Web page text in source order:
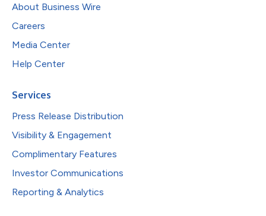
About Business Wire
Careers
Media Center
Help Center
Services
Press Release Distribution
Visibility & Engagement
Complimentary Features
Investor Communications
Reporting & Analytics